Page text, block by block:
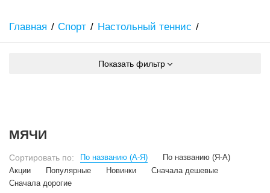
Главная Спорт Настольный теннис
Показать фильтр
МЯЧИ
Сортировать по: По названию (А-Я)
По названию (Я-А)
Акции
Популярные Новинки
Сначала дешевые
Сначала дорогие